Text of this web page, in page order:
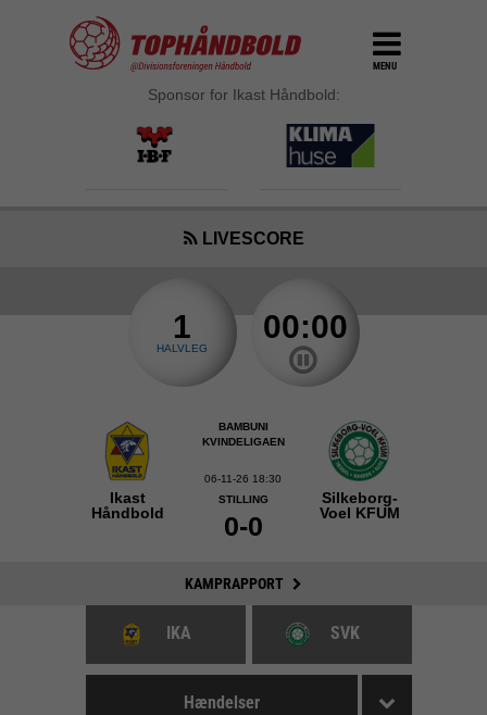
MENU
Sponsor for Ikast Håndbold:
LIVESCORE
1
HALVLEG
00:00
Ikast
Håndbold
BAMBUNI
KVINDELIGAEN
06-11-26 18:30
STILLING
0-0
Silkeborg-
Voel KFUM
KAMPRAPPORT
IKA SVK
Hændelser